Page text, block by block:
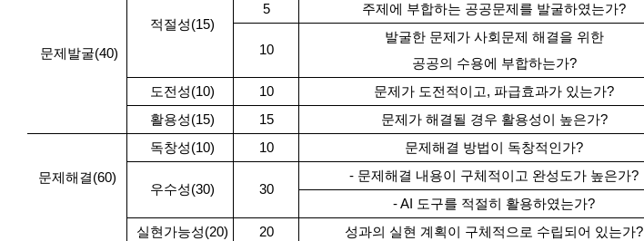
문제발굴(40)
적절성(15)
5 주제에 부합하는 공공문제를 발굴하였는가?
10
발굴한 문제가 사회문제 해결을 위한
공공의 수용에 부합하는가?
도전성(10)
10
문제가 도전적이고, 파급효과가 있는가?
활용성(15)
15 문제가 해결될 경우 활용성이 높은가?
문제해결(60)
독창성(10) 10 문제해결 방법이 독창적인가?
우수성(30) 30
- 문제해결 내용이 구체적이고 완성도가 높은가?
- AI 도구를 적절히 활용하였는가?
실현가능성(20)
20 성과의 실현 계획이 구체적으로 수립되어 있는가?